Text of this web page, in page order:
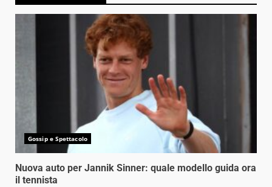
Gossip e Spettacolo
Nuova auto per Jannik Sinner: quale modello guida ora
il tennista